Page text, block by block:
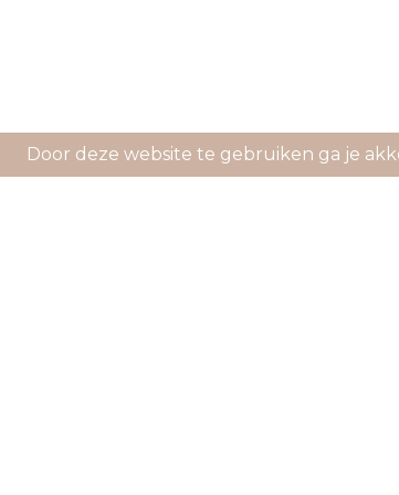
Door deze website te gebruiken ga je